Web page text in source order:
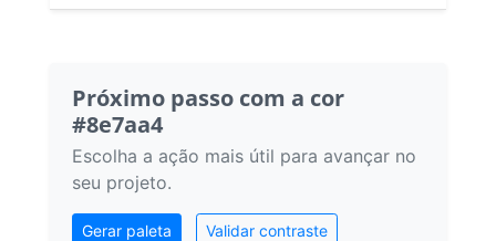
Próximo passo com a cor
#8e7aa4
Escolha a ação mais útil para avançar no
seu projeto.
Gerar paleta
Validar contraste